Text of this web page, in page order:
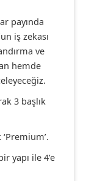
payında
iş zekası
ve
hemde
3 başlık
yapı ile 4’e